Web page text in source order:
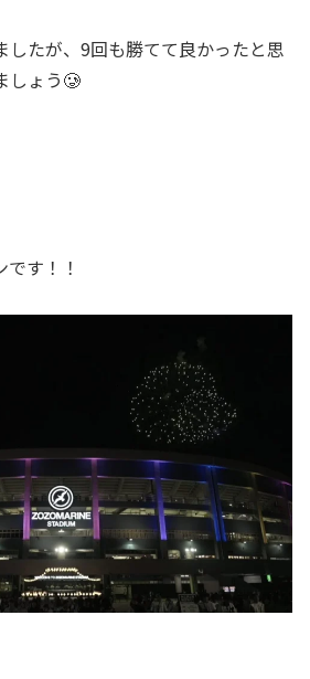
したが、9回も勝てて良かったと思
しょう🥲
す！！